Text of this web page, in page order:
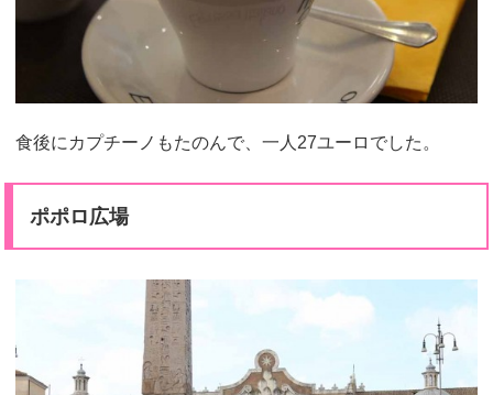
食後にカプチーノもたのんで、一人27ユーロでした。
ポポロ広場